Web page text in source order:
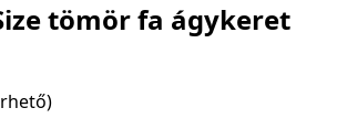
tömör fa ágykeret